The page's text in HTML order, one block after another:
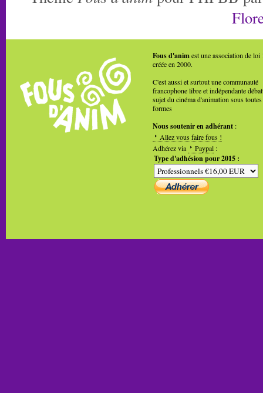
Fous d'animest une association de loi
créée en 2000.
C'est aussi et surtout une communauté
francophone libre et indépendante
sujet du cinéma d'animation sous toutes
formes
Nous soutenir en adhérant :
Allez vous faire fous !
Adhérez via
Paypal :
Type d'adhésion pour 2015 :